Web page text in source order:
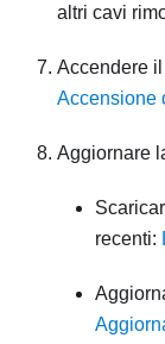
altri cavi
Accendere
Accensione
Aggiornare
recenti: